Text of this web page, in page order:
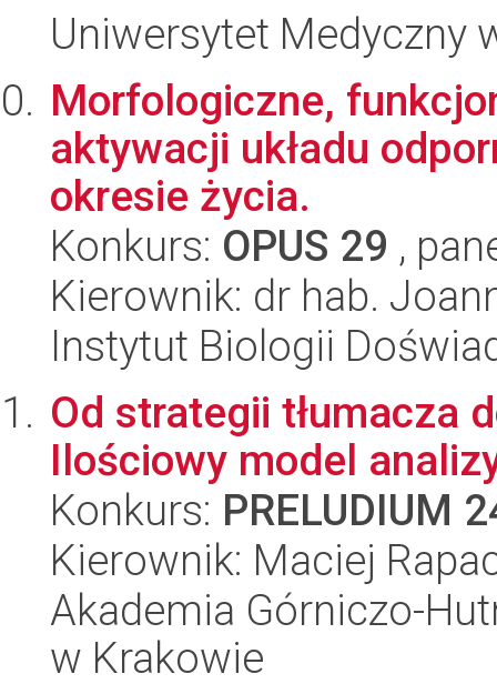
Uniwersytet Medyczny
Morfologiczne,
aktywacji układu
okresie życia.
Konkurs: OPUS 29 ,
Kierownik: dr hab.
Instytut Biologii
Od strategii tłumacza
Ilościowy model
Konkurs: PRELUDIUM
Kierownik: Maciej
Akademia Górniczo-
w Krakowie